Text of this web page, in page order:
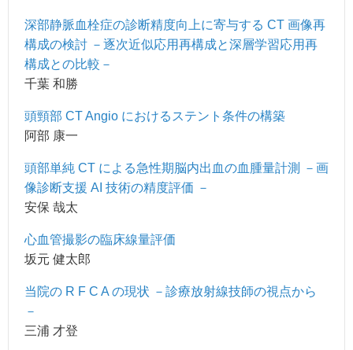
深部静脈血栓症の診断精度向上に寄与する CT 画像再
構成の検討 －逐次近似応用再構成と深層学習応用再
構成との比較－
千葉 和勝
頭頸部 CT Angio におけるステント条件の構築
阿部 康一
頭部単純 CT による急性期脳内出血の血腫量計測 －画
像診断支援 AI 技術の精度評価 －
安保 哉太
心血管撮影の臨床線量評価
坂元 健太郎
当院の R F C A の現状 －診療放射線技師の視点から
－
三浦 才登